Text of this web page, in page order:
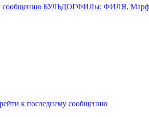
сообщению БУЛЬДОГФИЛы: ФИЛЯ, Марфа,
к последнему сообщению